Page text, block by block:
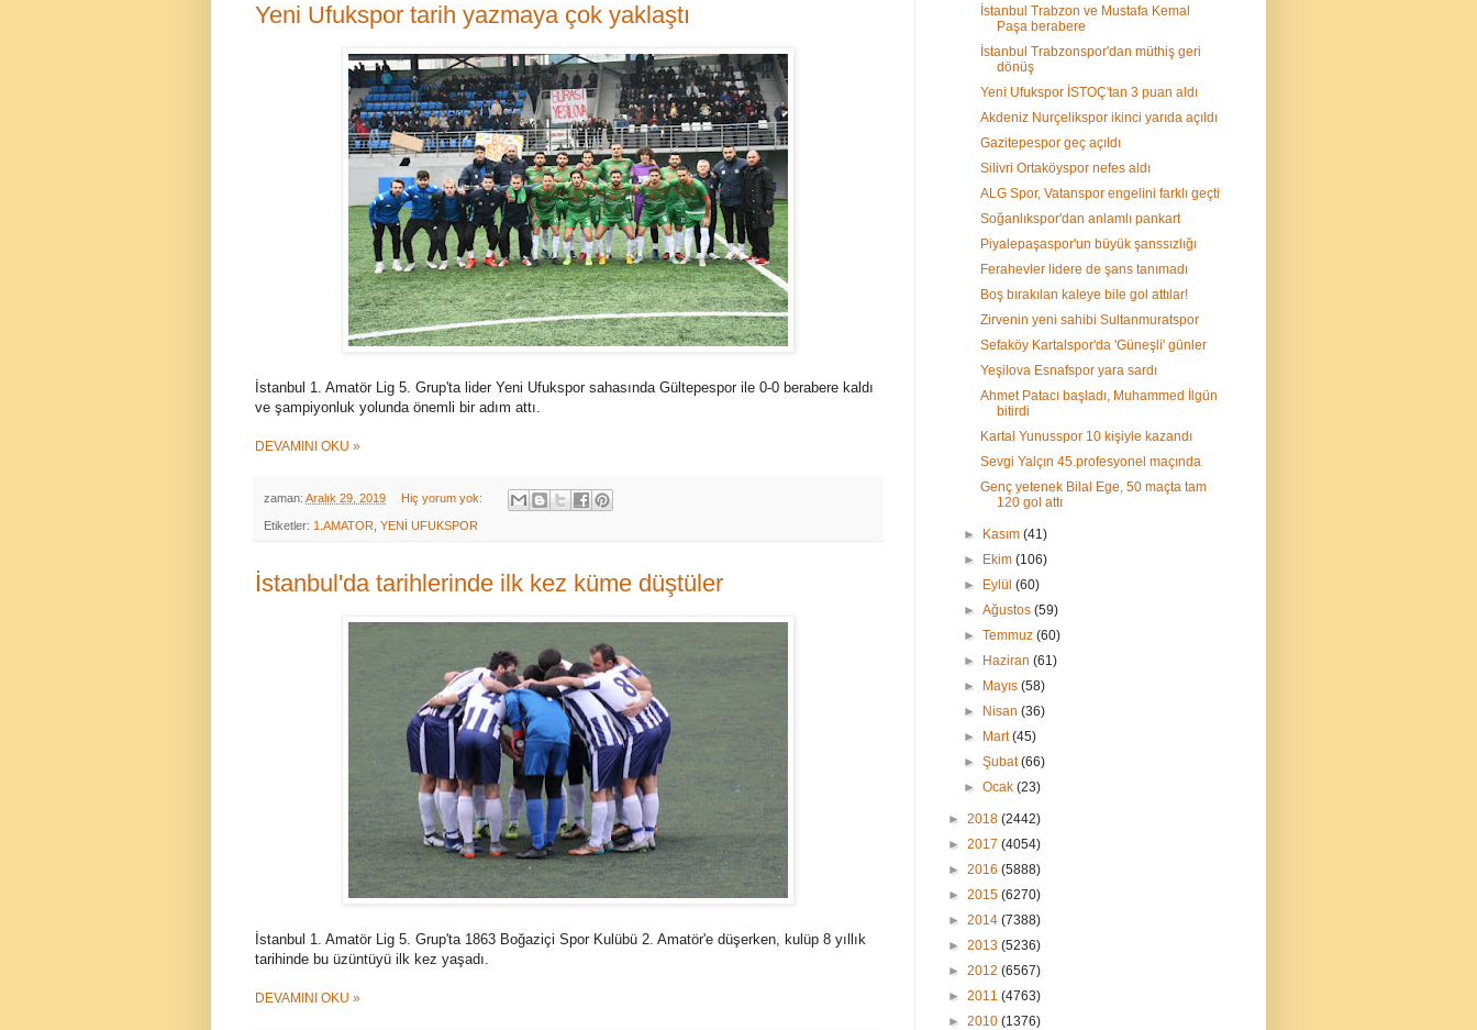
Yeni Ufukspor tarih yazmaya çok yaklaştı
İstanbul 1. Amatör Lig 5. Grup'ta lider Yeni Ufukspor sahasında Gültepespor ile 0-0 berabere kaldı
ve şampiyonluk yolunda önemli bir adım attı.
DEVAMINI OKU »
zaman: Aralık 29, 2019 Hiç yorum yok:
Etiketler: 1.AMATOR YENİ UFUKSPOR
İstanbul'da tarihlerinde ilk kez küme düştüler
İstanbul 1. Amatör Lig 5. Grup'ta 1863 Boğaziçi Spor Kulübü 2. Amatör'e düşerken, kulüp 8 yıllık
tarihinde bu üzüntüyü ilk kez yaşadı.
DEVAMINI OKU »
İstanbul Trabzon ve Mustafa Kemal
Paşa berabere
İstanbul Trabzonspor'dan müthiş geri
dönüş
Yeni Ufukspor İSTOÇ'tan 3 puan aldı
Akdeniz Nurçelikspor ikinci yarıda açıldı
Gazitepespor geç açıldı
Silivri Ortaköyspor nefes aldı
ALG Spor, Vatanspor engelini farklı geçti
Soğanlıkspor'dan anlamlı pankart
Piyalepaşaspor'un büyük şanssızlığı
Ferahevler lidere de şans tanımadı
Boş bırakılan kaleye bile gol attılar!
Zirvenin yeni sahibi Sultanmuratspor
Sefaköy Kartalspor'da 'Güneşli' günler
Yeşilova Esnafspor yara sardı
Ahmet Patacı başladı, Muhammed İlgün
bitirdi
Kartal Yunusspor 10 kişiyle kazandı
Sevgi Yalçın 45.profesyonel maçında
Genç yetenek Bilal Ege, 50 maçta tam
120 gol attı
► Kasım(41)
►
Ekim(106)
►
Eylül(60)
►Ağustos(59)
►Temmuz(60)
►
Haziran(61)
►
Mayıs(58)
►
Nisan(36)
►
Mart(45)
►Şubat(66)
►Ocak(23)
► 2018 (2442)
► 2017 (4054)
► 2016 (5888)
► 2015 (6270)
► 2014 (7388)
► 2013 (5236)
► 2012 (6567)
► 2011 (4763)
► 2010 (1376)